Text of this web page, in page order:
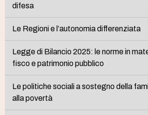
difesa
Le Regioni e l’autonomia differenziata
Legge di Bilancio 2025: le norme in
fisco e patrimonio pubblico
Le politiche sociali a sostegno della
alla povertà